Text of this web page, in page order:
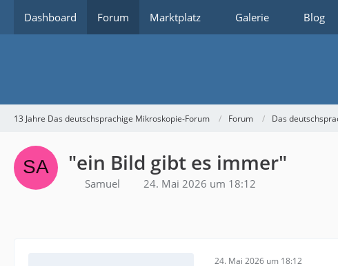
Dashboard Forum Marktplatz Galerie Blog
13 Jahre Das deutschsprachige Mikroskopie-Forum Forum Das
"ein Bild gibt es immer"
Samuel 24. Mai 2026 um 18:12
24. Mai 2026 um 18:12